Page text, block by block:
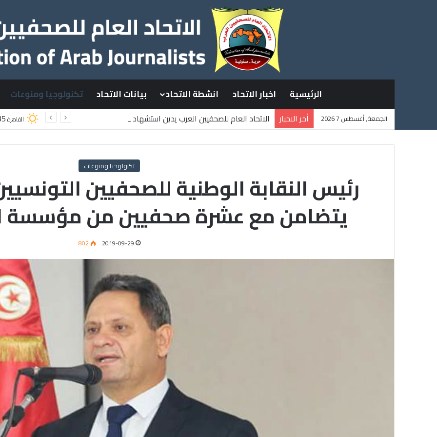
الرئيسية اخبار الاتحاد انشطة الاتحاد بيانات الاتحاد تكنولوجيا ومنوعات
الجمعة, أغسطس 7 2026 أخر الاخبار
الاتحاد العام للصحفيين العرب يدين استشهاد
القاهرة
تكنولوجيا ومنوعات
رئيس النقابة الوطنية للصحفيين
يتضامن مع عشرة صحفيين من مؤسسة
2019-09-29
802